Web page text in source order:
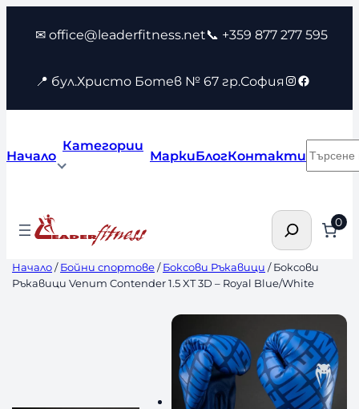
съдържанието
✉ office@leaderfitness.net📞 +359 877 277 595
📍 бул.Христо Ботев № 67 гр.София Instagram
Facebook
Начало
Категории
МаркиБлогКонтакти
Търсене 0
Начало/Бойни спортове/Боксови Ръкавици / Боксови
Ръкавици Venum Contender 1.5 XT 3D – Royal Blue/White